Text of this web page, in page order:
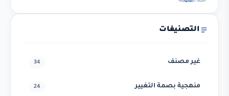
التصنيفات
غير مصنف 34
منهجية بصمة التغيير 24